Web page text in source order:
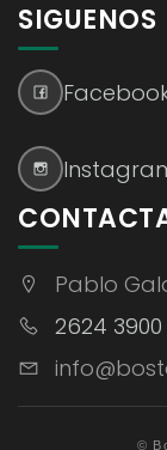
SIGUENOS
Pablo
2624